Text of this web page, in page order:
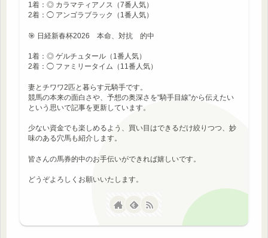
1着：◎ カラマティアノス（7番人気）
2着：◯ アンゴラブラック（1番人気）
🎯 日経新春杯2026 本命、対抗 的中
1着：◎ ゲルチュタール（1番人気）
2着：◯ ファミリータイム（11番人気）
妻とチワワ2匹と暮らす元騎手です。
競馬の本来の面白さや、予想の奥深さを“騎手目線”から伝えたい
という思いで記事を更新しています。
少ない資金でも楽しめるよう、買い目はできるだけ絞りつつ、妙
味のある穴馬も紹介します。
皆さんの馬券的中のお手伝いができれば嬉しいです。
どうぞよろしくお願いいたします。